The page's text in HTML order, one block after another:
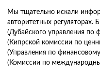
Мы тщательно искали
авторитетных регуляторах.
(Дубайского управления по
(Кипрской комиссии по
(Управления по
(Комиссии по